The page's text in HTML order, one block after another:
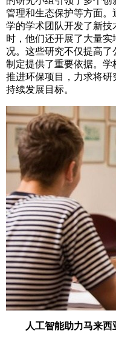
管理和生态保护等方面
学的学术团队开发了新技
时，他们还开展了大量
况。这些研究不仅提高
制定提供了重要依据。学
推进环保项目，力求将
持续发展目标。
人工智能助力马来西